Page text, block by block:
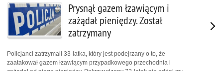
Prysnął gazem łzawiącym i
zażądał pieniędzy. Został
zatrzymany
Policjanci zatrzymali 33-latka, który jest podejrzany o to, że
zaatakował gazem łzawiącym przypadkowego przechodnia i